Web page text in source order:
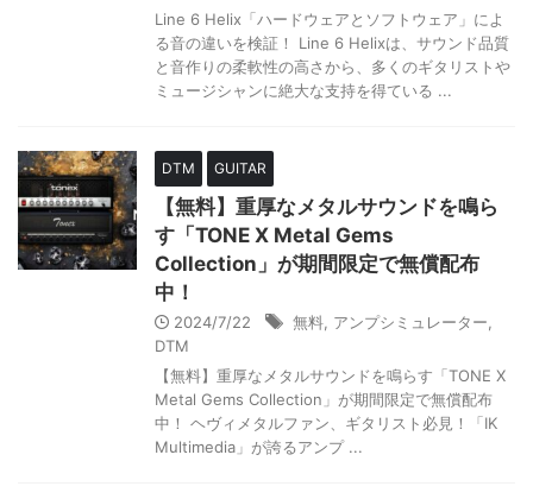
Line 6 Helix「ハードウェアとソフトウェア」によ
る音の違いを検証！ Line 6 Helixは、サウンド品質
と音作りの柔軟性の高さから、多くのギタリストや
ミュージシャンに絶大な支持を得ている ...
DTM GUITAR
【無料】重厚なメタルサウンドを鳴ら
す「TONE X Metal Gems
Collection」が期間限定で無償配布
中！
2024/7/22 無料 アンプシミュレーター
DTM
【無料】重厚なメタルサウンドを鳴らす「TONE X
Metal Gems Collection」が期間限定で無償配布
中！ ヘヴィメタルファン、ギタリスト必見！「IK
Multimedia」が誇るアンプ ...